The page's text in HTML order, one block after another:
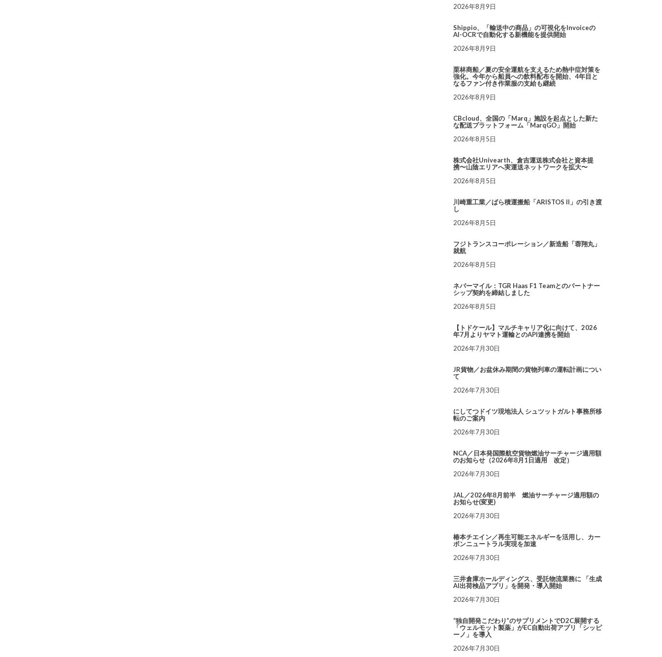
2026年8月9日
Shippio、「輸送中の商品」の可視化をInvoiceの
AI-OCRで自動化する新機能を提供開始
2026年8月9日
栗林商船／夏の安全運航を支えるため熱中症対策を
強化。今年から船員への飲料配布を開始、4年目と
なるファン付き作業服の支給も継続
2026年8月9日
CBcloud、全国の「Marq」施設を起点とした新た
な配送プラットフォーム「MarqGO」開始
2026年8月5日
株式会社Univearth、倉吉運送株式会社と資本提
携〜山陰エリアへ実運送ネットワークを拡大〜
2026年8月5日
川崎重工業／ばら積運搬船「ARISTOS II」の引き渡
し
2026年8月5日
フジトランスコーポレーション／新造船「蓉翔丸」
就航
2026年8月5日
ネバーマイル：TGR Haas F1 Teamとのパートナー
シップ契約を締結しました
2026年8月5日
【トドケール】マルチキャリア化に向けて、2026
年7月よりヤマト運輸とのAPI連携を開始
2026年7月30日
JR貨物／お盆休み期間の貨物列車の運転計画につい
て
2026年7月30日
にしてつドイツ現地法人 シュツットガルト事務所移
転のご案内
2026年7月30日
NCA／日本発国際航空貨物燃油サーチャージ適用額
のお知らせ（2026年8月1日適用 改定）
2026年7月30日
JAL／2026年8月前半 燃油サーチャージ適用額の
お知らせ(変更)
2026年7月30日
椿本チエイン／再生可能エネルギーを活用し、カー
ボンニュートラル実現を加速
2026年7月30日
三井倉庫ホールディングス、受託物流業務に 「生成
AI出荷検品アプリ」を開発・導入開始
2026年7月30日
“独自開発こだわり”のサプリメントでD2C展開する
「ウェルモット製薬」がEC自動出荷アプリ「シッピ
ーノ」を導入
2026年7月30日